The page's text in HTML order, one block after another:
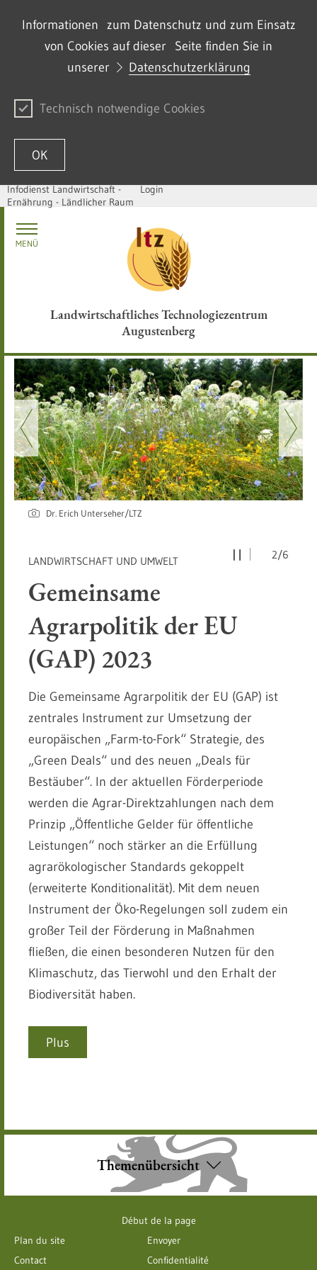
Informationen zum Datenschutz und zum Einsatz
von Cookies auf dieser Seite finden Sie in
unserer
Datenschutzerklärung
Technisch notwendige Cookies
OK
Passer au contenu
Infodienst Landwirtschaft -
Ernährung - Ländlicher Raum
Login
Landwirtschaftliches Technologiezentrum
Augustenberg
MENÜ
Dr. Erich Unterseher/LTZ
LANDWIRTSCHAFT UND UMWELT:
Gemeinsame
Agrarpolitik der EU
(GAP) 2023
Die Gemeinsame Agrarpolitik der EU (GAP) ist
zentrales Instrument zur Umsetzung der
europäischen „Farm-to-Fork“ Strategie, des
„Green Deals“ und des neuen „Deals für
Bestäuber“. In der aktuellen Förderperiode
werden die Agrar-Direktzahlungen nach dem
Prinzip „Öffentliche Gelder für öffentliche
Leistungen“ noch stärker an die Erfüllung
agrarökologischer Standards gekoppelt
(erweiterte Konditionalität). Mit dem neuen
Instrument der Öko-Regelungen soll zudem ein
großer Teil der Förderung in Maßnahmen
fließen, die einen besonderen Nutzen für den
Klimaschutz, das Tierwohl und den Erhalt der
Biodiversität haben.
Plus
2/6
Themenübersicht
Début de la page
Plan du site
Envoyer
Contact
Confidentialité